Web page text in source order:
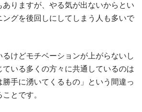
ありますが、やる気が出ないからとい
ングを後回しにしてしまう人も多いで
けどモチベーションが上がらないし
ている多くの方々に共通しているのは
勝手に湧いてくるもの」という間違っ
とです。